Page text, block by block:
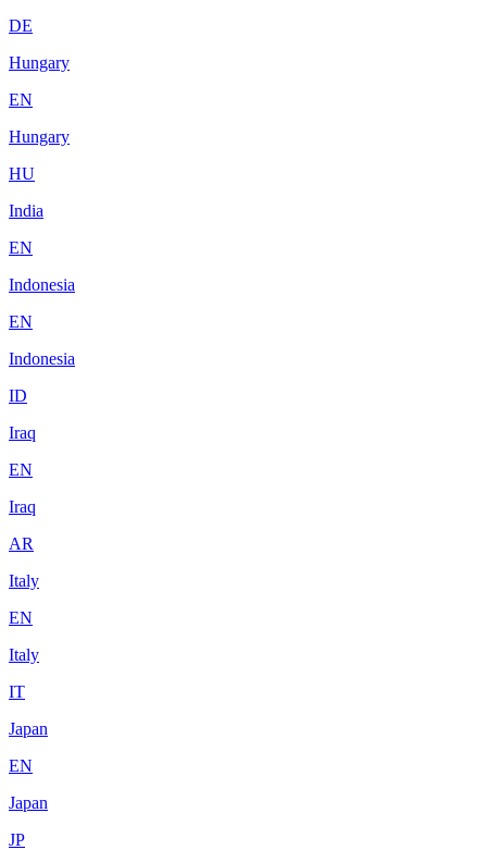
DE
Hungary
EN
Hungary
HU
India
EN
Indonesia
EN
Indonesia
ID
Iraq
EN
Iraq
AR
Italy
EN
Italy
IT
Japan
EN
Japan
JP